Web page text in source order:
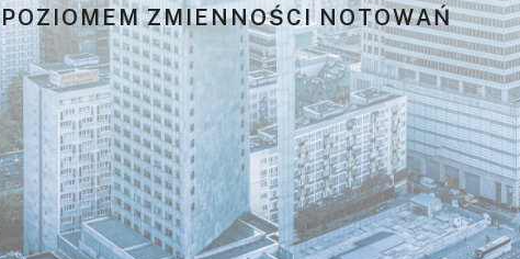
POZIOMEM ZMIENNOŚCI NOTOWAŃ